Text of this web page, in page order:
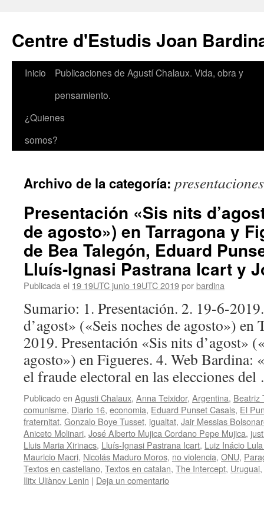
contenido
Centre d'Estudis Joan
Inicio
Publicaciones de Agustí Chalaux. Vida, obra y
pensamiento.
¿Quienes
somos?
Archivo de la categoría: presentaciones
Presentación «Sis nits
de agosto») en Tarragona y
de Bea Talegón, Eduard
Lluís-Ignasi Pastrana Icart y
Publicada el 19 19UTC junio 19UTC 2019porbardina
Sumario: 1. Presentación. 2. 19-6-
d’agost» («Seis noches de agosto») en
2019. Presentación «Sis nits d’agost»
agosto») en Figueres. 4. Web Bardina:
el fraude electoral en las elecciones
Publicado en Agusti Chalaux, Anna Teixidor, Argentina, Beatriz
comunisme, Diario 16, economia, Eduard Punset Casals, El
fraternitat, Gonzalo Boye Tusset, igualtat, Jair Messias
Aniceto Molinari, José Alberto Mujica Cordano Pepe Mujica,
Lluis Maria Xirinacs, Lluís-Ignasi Pastrana Icart, Luiz Inácio
Mauricio Macri, Nicolás Maduro Moros, no violencia, ONU,
Textos en castellano, Textos en catalan, The Intercept, Uruguai,
Ilitx Uliànov Lenin | Deja un comentario